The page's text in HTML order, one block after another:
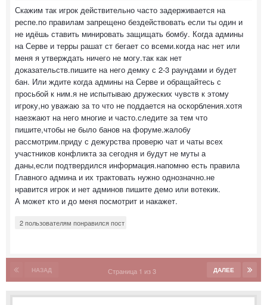
Скажим так игрок действительно часто задерживается на
респе.по правилам запрещено бездействовать если ты один и
не идёшь ставить минировать защищать бомбу. Когда админы
на Серве и терры рашат ст бегает со всеми.когда нас нет или
меня я утверждать ничего не могу.так как нет
доказательств.пишите на него демку с 2-3 раундами и будет
бан. Или ждите когда админы на Серве и обращайтесь с
просьбой к ним.я не испытываю дружеских чувств к этому
игроку,но уважаю за то что не поддается на оскорбления.хотя
наезжают на него многие и часто.следите за тем что
пишите,чтобы не было банов на форуме.жалобу
рассмотрим.приду с дежурства проверю чат и чаты всех
участников конфликта за сегодня и будут не муты а
даны,если подтвердился информация.напомню есть правила
Главного админа и их трактовать нужно однозначно.не
нравится игрок и нет админов пишите демо или вотекик.
А может кто и до меня посмотрит и накажет.
2 пользователям понравился пост
НАЗАД ДАЛЕЕ
Страница 1 из 3